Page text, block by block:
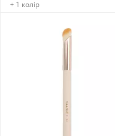
+ 1 колір